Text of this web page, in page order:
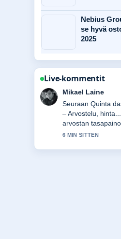
Nebius
se hyvä
2025
Live-kommentit
Ella Makinen
Hyvaa
parhaat
Pytkethan taman
tasalla.